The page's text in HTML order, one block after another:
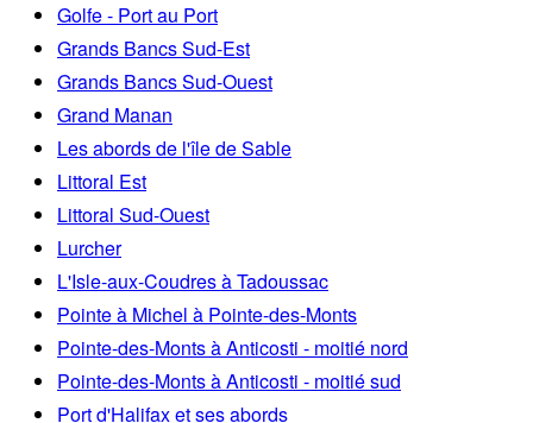
Golfe - Port au Port
Grands Bancs Sud-Est
Grands Bancs Sud-Ouest
Grand Manan
Les abords de l'île de Sable
Littoral Est
Littoral Sud-Ouest
Lurcher
L'Isle-aux-Coudres à Tadoussac
Pointe à Michel à Pointe-des-Monts
Pointe-des-Monts à Anticosti - moitié nord
Pointe-des-Monts à Anticosti - moitié sud
Port d'Halifax et ses abords